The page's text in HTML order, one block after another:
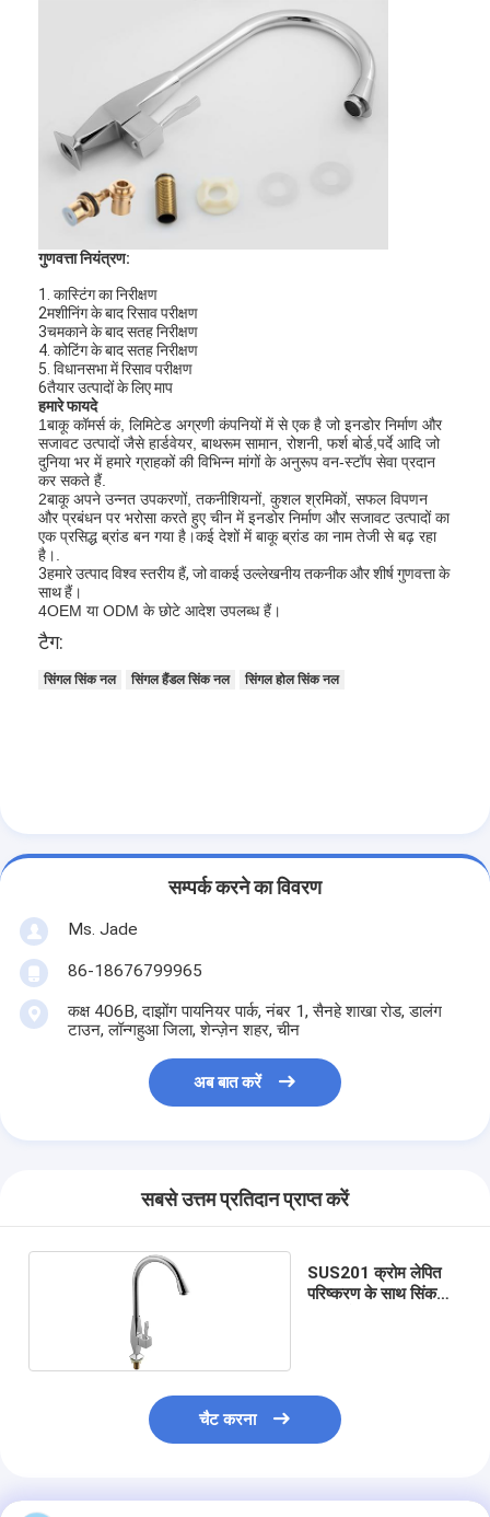
कारखाने का दौरा
हमसे संपर्क करें
स्टेनलेस स्टील दरवाजा ताला
गुणवत्ता नियंत्रण:
1. कास्टिंग का निरीक्षण
2मशीनिंग के बाद रिसाव परीक्षण
3चमकाने के बाद सतह निरीक्षण
4. कोटिंग के बाद सतह निरीक्षण
5. विधानसभा में रिसाव परीक्षण
6तैयार उत्पादों के लिए माप
हमारे फायदे
1बाकू कॉमर्स कं, लिमिटेड अग्रणी कंपनियों में से एक है जो इनडोर निर्माण और
सजावट उत्पादों जैसे हार्डवेयर, बाथरूम सामान, रोशनी, फर्श बोर्ड,पर्दे आदि जो
दुनिया भर में हमारे ग्राहकों की विभिन्न मांगों के अनुरूप वन-स्टॉप सेवा प्रदान
कर सकते हैं.
2बाकू अपने उन्नत उपकरणों, तकनीशियनों, कुशल श्रमिकों, सफल विपणन
और प्रबंधन पर भरोसा करते हुए चीन में इनडोर निर्माण और सजावट उत्पादों का
एक प्रसिद्ध ब्रांड बन गया है।कई देशों में बाकू ब्रांड का नाम तेजी से बढ़ रहा
है।.
3हमारे उत्पाद विश्व स्तरीय हैं, जो वाकई उल्लेखनीय तकनीक और शीर्ष गुणवत्ता के
साथ हैं।
4OEM या ODM के छोटे आदेश उपलब्ध हैं।
टैग:
सिंगल सिंक नल सिंगल हैंडल सिंक नल सिंगल होल सिंक नल
सम्पर्क करने का विवरण
Ms. Jade
86-18676799965
कक्ष 406B, दाझोंग पायनियर पार्क, नंबर 1, सैनहे शाखा रोड, डालंग
टाउन, लॉन्गहुआ जिला, शेन्ज़ेन शहर, चीन
अब बात करें
सबसे उत्तम प्रतिदान प्राप्त करें
SUS201 क्रोम लेपित
परिष्करण के साथ सिंक
चैट करना